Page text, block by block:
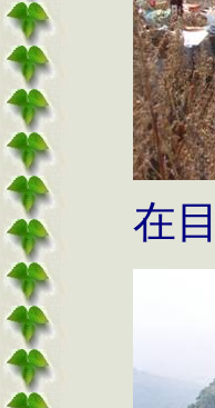
在